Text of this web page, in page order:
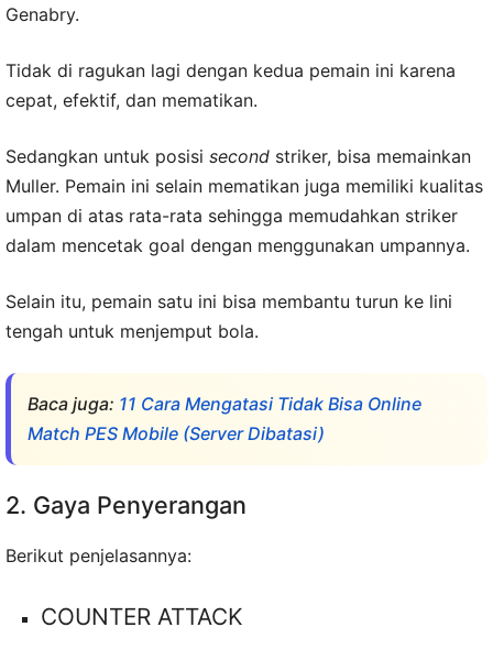
Genabry.
Tidak di ragukan lagi dengan kedua pemain ini karena
cepat, efektif, dan mematikan.
Sedangkan untuk posisi second striker, bisa memainkan
Muller. Pemain ini selain mematikan juga memiliki kualitas
umpan di atas rata-rata sehingga memudahkan striker
dalam mencetak goal dengan menggunakan umpannya.
Selain itu, pemain satu ini bisa membantu turun ke lini
tengah untuk menjemput bola.
Baca juga: 11 Cara Mengatasi Tidak Bisa Online
Match PES Mobile (Server Dibatasi)
2. Gaya Penyerangan
Berikut penjelasannya:
COUNTER ATTACK